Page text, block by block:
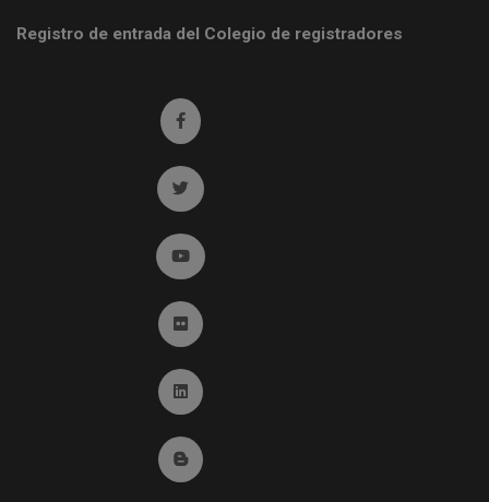
Registro de entrada del Colegio de registradores
Ir a facebook (abre en ventana nueva)
Ir a twitter (abre en ventana nueva)
Ir a YouTube (abre en ventana nueva)
Ir a Flickr (abre en ventana nueva)
Ir a Linkedin (abre en ventana nueva)
Ir al Blog (abre en ventana nueva)